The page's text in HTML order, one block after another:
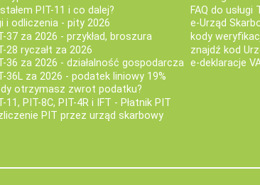
PIT-11 i co dalej?
i odliczenia - pity 2026
37 za 2026 - przykład, broszura
28 ryczałt za 2026
36 za 2026 - działalność gospodarcza
36L za 2026 - podatek liniowy 19%
otrzymasz zwrot podatku?
11, PIT-8C, PIT-4R i IFT - Płatnik PIT
PIT przez urząd skarbowy
FAQ do usługi
e-Urząd
kody
znajdź kod
e-deklaracje